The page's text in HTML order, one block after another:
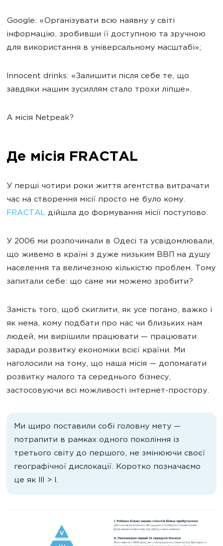
Google: «Організувати всю наявну у світі
інформацію, зробивши її доступною та зручною
для використання в універсальному масштабі»;
Innocent drinks: «Залишити після себе те, що
завдяки нашим зусиллям стало трохи ліпше».
А місія Netpeak?
Де місія FRACTAL
У перші чотири роки життя агентства витрачати
час на створення місії просто не було кому.
FRACTAL дійшла до формування місії поступово.
У 2006 ми розпочинали в Одесі та усвідомлювали,
що живемо в країні з дуже низьким ВВП на душу
населення та величезною кількістю проблем. Тому
запитали себе: що саме ми можемо зробити?
Замість того, щоб скиглити, як усе погано, важко і
як нема, кому подбати про нас чи близьких нам
людей, ми вирішили працювати — працювати
заради розвитку економіки всієї країни. Ми
наголосили на тому, що наша місія — допомагати
розвитку малого та середнього бізнесу,
застосовуючи всі можливості інтернет-простору.
Ми щиро поставили собі головну мету —
потрапити в рамках одного покоління із
третього світу до першого, не змінюючи своєї
географічної дислокації. Коротко позначаємо
це як ІІІ > І.